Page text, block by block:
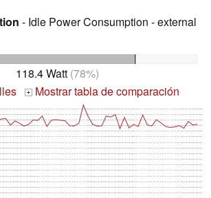
- Idle Power Consumption - external
118.4 Watt(78%)
+ Mostrar tabla de comparación